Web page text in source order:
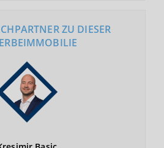
ZU DIESER